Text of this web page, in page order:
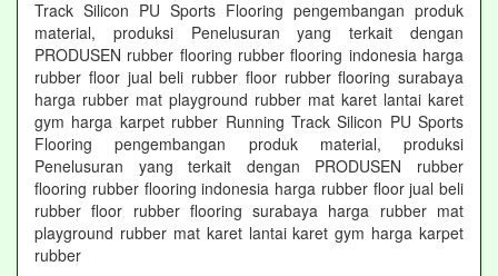
Track Silicon PU Sports Flooring pengembangan produk
material, produksi Penelusuran yang terkait dengan
PRODUSEN rubber flooring rubber flooring indonesia harga
rubber floor jual beli rubber floor rubber flooring surabaya
harga rubber mat playground rubber mat karet lantai karet
gym harga karpet rubber Running Track Silicon PU Sports
Flooring pengembangan produk material, produksi
Penelusuran yang terkait dengan PRODUSEN rubber
flooring rubber flooring indonesia harga rubber floor jual beli
rubber floor rubber flooring surabaya harga rubber mat
playground rubber mat karet lantai karet gym harga karpet
rubber